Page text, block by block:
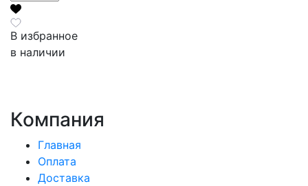
В избранное
в наличии
Компания
Главная
Оплата
Доставка